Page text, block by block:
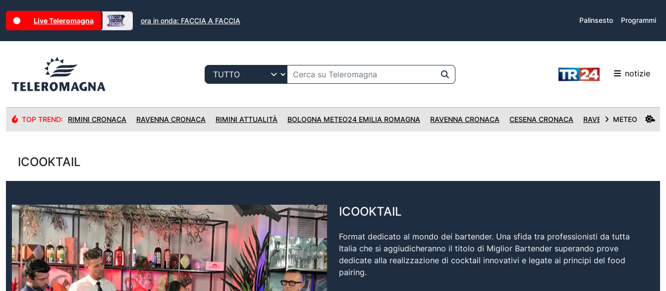
Live Teleromagna ora in onda: FACCIA A FACCIA Palinsesto Programmi
notizie
TOP TREND: RIMINI CRONACA RAVENNA CRONACA RIMINI ATTUALITÀ BOLOGNA METEO24 EMILIA ROMAGNA RAVENNA CRONACA CESENA CRONACA RAVENNA CRONACA
METEO
ICOOKTAIL
ICOOKTAIL
Format dedicato al mondo dei bartender. Una sfida tra professionisti da tutta
Italia che si aggiudicheranno il titolo di Miglior Bartender superando prove
dedicate alla realizzazione di cocktail innovativi e legate ai principi del food
pairing.